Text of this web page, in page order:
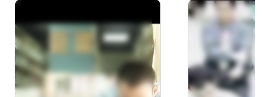
國立臺中圖書館形象短
片-數位資源篇
國立臺中圖
資料中心
禮」實況